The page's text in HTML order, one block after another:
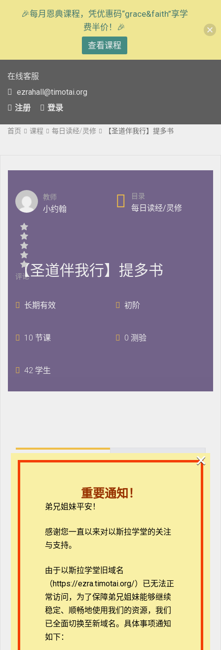
在线客服
ezrahall@timotai.org
注册
登录
首页 课程 每日读经/灵修 【圣道伴我行】提多书
教师
小约翰
目录
每日读经/灵修
评论
【圣道伴我行】提多书
长期有效 初阶
10 节课 0 测验
42 学生
课程 教师
【圣道伴我行】提多书
多1章之1_藉传扬工夫把真理显明
多1章之2_长老与监督是一回事
重要通知！
弟兄姐妹平安！
感谢您一直以来对以斯拉学堂的关注
与支持。
由于以斯拉学堂旧域名
（https://ezra.timotai.org/）已无法正
常访问， 为了保障弟兄姐妹能够继续
稳定、顺畅地使用我们的资源，我们
已全面切换至新域名。具体事项通知
如下：
×
🎉每月恩典课程，凭优惠码“grace&faith”享学
费半价！🎉
查看课程